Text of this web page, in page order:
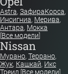
Astra, ЗафираКорса,
Инсигниа, Мерива,
Антара, Мокка
[Все модели]
Nissan
Мурано, Террано,
Жук, Кашкай, Икс
Треил [Все модели]